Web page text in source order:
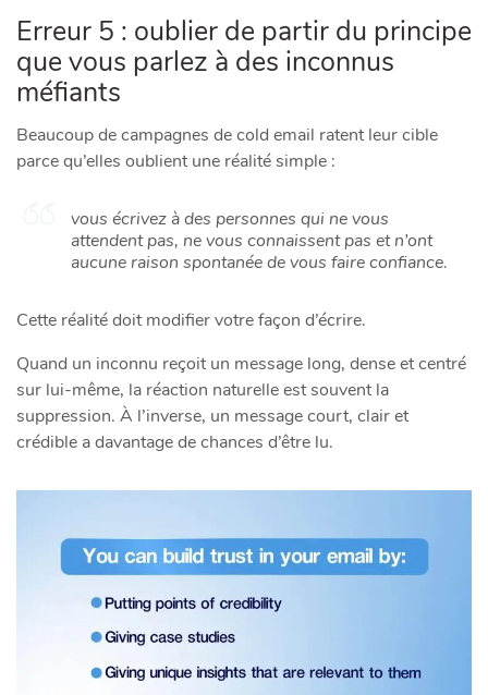
Erreur 5 : oublier de partir du principe
que vous parlez à des inconnus
méfiants
Beaucoup de campagnes de cold email ratent leur cible
parce qu’elles oublient une réalité simple :
vous écrivez à des personnes qui ne vous
attendent pas, ne vous connaissent pas et n’ont
aucune raison spontanée de vous faire confiance.
Cette réalité doit modifier votre façon d’écrire.
Quand un inconnu reçoit un message long, dense et centré
sur lui-même, la réaction naturelle est souvent la
suppression. À l’inverse, un message court, clair et
crédible a davantage de chances d’être lu.